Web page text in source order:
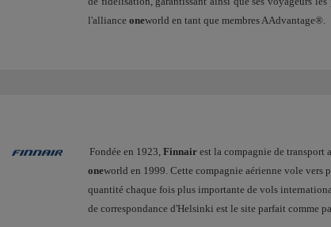
l'alliance oneworld en tant que membres AAdvantage®.
Fondée en 1923,Finnair est la compagnie de transport
oneworld en 1999. Cette compagnie aérienne vole vers
quantité chaque fois plus importante de vols
de correspondance d'Helsinki est le site parfait comme